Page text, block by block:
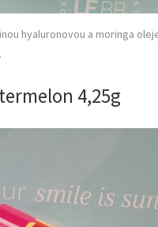
hyaluronovou a moringa
4,25g